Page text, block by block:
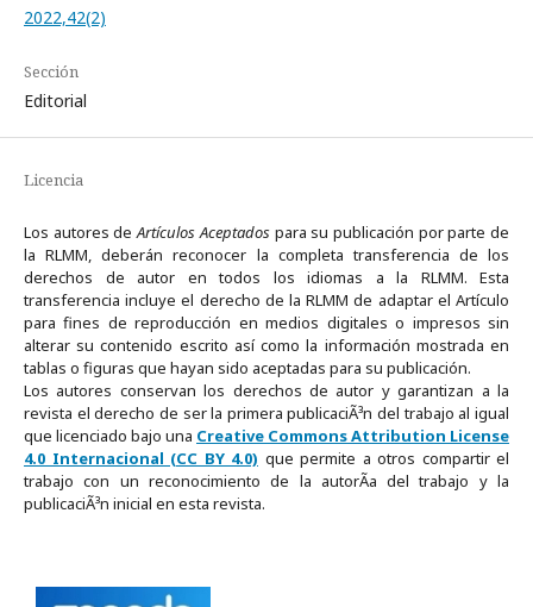
2022,42(2)
Sección
Editorial
Licencia
Los autores deArtículos Aceptadospara su publicación por parte de
la RLMM, deberán reconocer la completa transferencia de los
derechos de autor en todos los idiomas a la RLMM. Esta
transferencia incluye el derecho de la RLMM de adaptar el Artículo
para fines de reproducción en medios digitales o impresos sin
alterar su contenido escrito así como la información mostrada en
tablas o figuras que hayan sido aceptadas para su publicación.
Los autores conservan los derechos de autor y garantizan a la
revista el derecho de ser la primera publicaciÃ³n del trabajo al igual
que licenciado bajo una Creative Commons Attribution License
4.0 Internacional (CC BY 4.0) que permite a otros compartir el
trabajo con un reconocimiento de la autorÃ­a del trabajo y la
publicaciÃ³n inicial en esta revista.